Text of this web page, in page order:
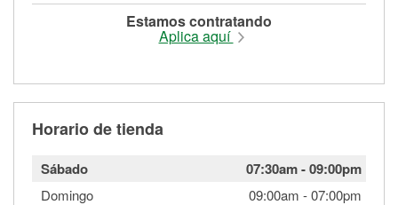
Estamos contratando
Aplica aquí
Horario de tienda
Sábado 07:30am-09:00pm
Domingo 09:00am -07:00pm